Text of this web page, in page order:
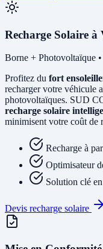
Recharge Solaire à
Borne + Photovoltaïque
Profitez du fort
recharger votre véhicule
photovoltaïques. SUD
recharge solaire
minimisent votre coût de
Recharge à
Optimisateur
Solution clé
Devis recharge solaire